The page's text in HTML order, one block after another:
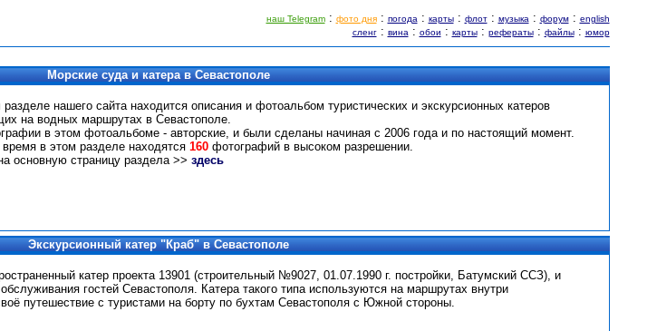
наш Telegram: фото дня: погода: карты: флот: музыка: форум: english
сленг: вина: обои : карты: рефераты: файлы: юмор
Морские суда и катера в Севастополе
нашего сайта находится описания и фотоальбом туристических и экскурсионных катеров
на водных маршрутах в Севастополе.
в этом фотоальбоме - авторские, и были сделаны начиная с 2006 года и по настоящий момент.
в этом разделе находятся 160фотографий в высоком разрешении.
основную страницу раздела >> здесь
Экскурсионный катер "Краб" в Севастополе
катер проекта 13901 (строительный №9027, 01.07.1990 г. постройки, Батумский ССЗ), и
гостей Севастополя. Катера такого типа используются на маршрутах внутри
путешествие с туристами на борту по бухтам Севастополя с Южной стороны.